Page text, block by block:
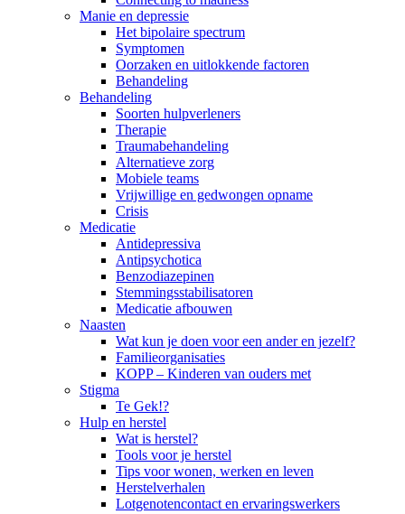
Manie en depressie
Het bipolaire spectrum
Symptomen
Oorzaken en uitlokkende factoren
Behandeling
Behandeling
Soorten hulpverleners
Therapie
Traumabehandeling
Alternatieve zorg
Mobiele teams
Vrijwillige en gedwongen opname
Crisis
Medicatie
Antidepressiva
Antipsychotica
Benzodiazepinen
Stemmingsstabilisatoren
Medicatie afbouwen
Naasten
Wat kun je doen voor een ander en jezelf?
Familieorganisaties
KOPP – Kinderen van ouders met
Stigma
Te Gek!?
Hulp en herstel
Wat is herstel?
Tools voor je herstel
Tips voor wonen, werken en leven
Herstelverhalen
Lotgenotencontact en ervaringswerkers